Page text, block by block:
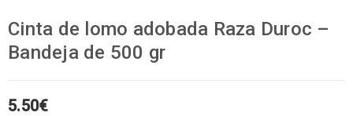
Cinta de lomo adobada Raza Duroc –
Bandeja de 500 gr
5.50€